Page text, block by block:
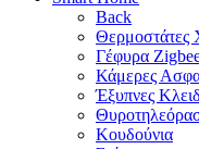
Back
Θερμοστάτες
Γέφυρα
Κάμερες
Έξυπνες
Κουδούνια